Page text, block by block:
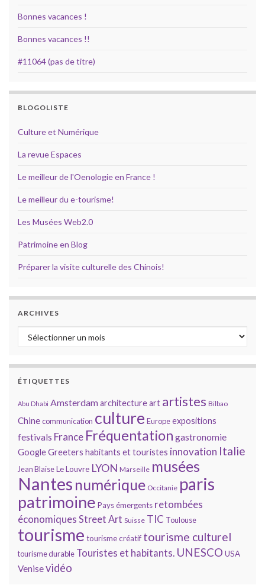
Bonnes vacances !
Bonnes vacances !!
#11064 (pas de titre)
BLOGOLISTE
Culture et Numérique
La revue Espaces
Le meilleur de l'Oenologie en France !
Le meilleur du e-tourisme!
Les Musées Web2.0
Patrimoine en Blog
Préparer la visite culturelle des Chinois!
ARCHIVES
Archives
ÉTIQUETTES
Abu Dhabi Amsterdamarchitectureart artistes Bilbao
Chinecommunication culture Europeexpositions
festivals France Fréquentation gastronomie
GoogleGreeters habitants et touristes innovation Italie
Jean BlaiseLe Louvre LYON Marseille musées
Nantes numérique Occitanie paris
patrimoine Pays émergents retombées
économiques Street Art Suisse TIC Toulouse
tourisme tourisme créatif tourisme culturel
tourisme durable Touristes et habitants. UNESCO USA
Venisevidéo